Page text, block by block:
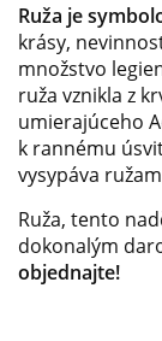
Ruža je
krásy,
množstvo
ruža vznikla z
umierajúceho
k rannému
vysypáva
Ruža, tento
dokonalým
objednajte!